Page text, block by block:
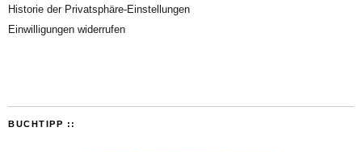
Historie der Privatsphäre-Einstellungen
Einwilligungen widerrufen
BUCHTIPP ::